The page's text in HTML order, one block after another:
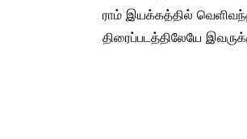
ராம் இயக்கத்தில்
திரைப்படத்திலேயே